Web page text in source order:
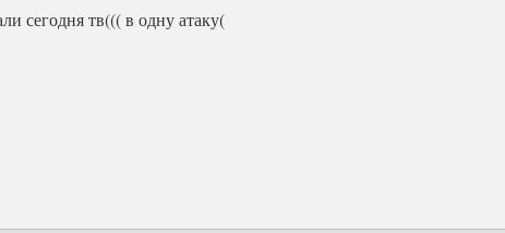
сегодня тв((( в одну атаку(